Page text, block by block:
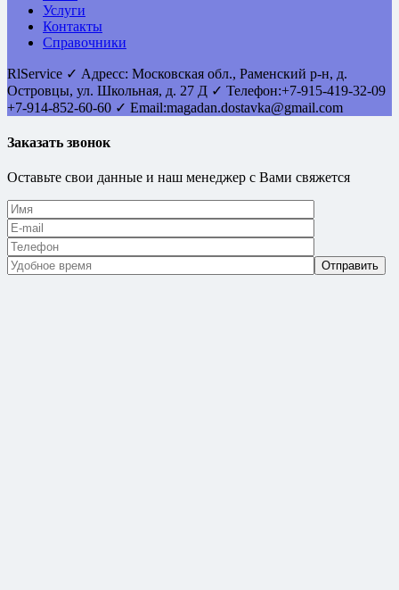
Услуги
Контакты
Справочники
RlService ✓ Адресс: Московская обл., Раменский р-н, д.
Островцы, ул. Школьная, д. 27 Д ✓ Телефон:+7-915-419-32-09
+7-914-852-60-60 ✓ Email:magadan.dostavka@gmail.com
Заказать звонок
Оставьте свои данные и наш менеджер с Вами свяжется